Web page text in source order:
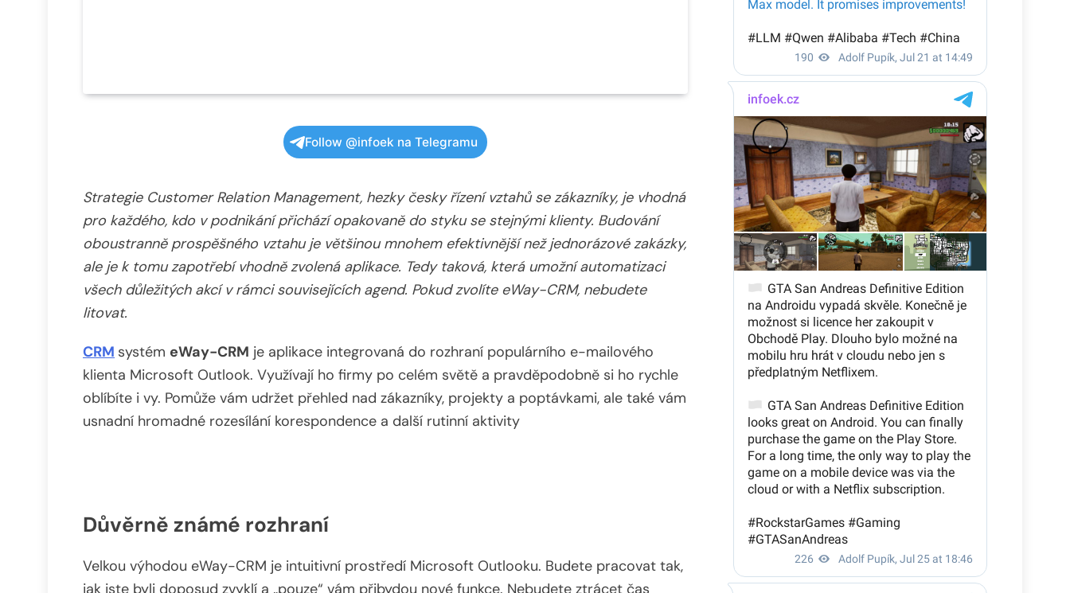
Follow @infoek na Telegramu
Strategie Customer Relation Management, hezky česky řízení vztahů se zákazníky, je vhodná
pro každého, kdo v podnikání přichází opakovaně do styku se stejnými klienty. Budování
oboustranně prospěšného vztahu je většinou mnohem efektivnější než jednorázové zakázky,
ale je k tomu zapotřebí vhodně zvolená aplikace. Tedy taková, která umožní automatizaci
všech důležitých akcí v rámci souvisejících agend. Pokud zvolíte eWay-CRM, nebudete
litovat.
CRM systém eWay-CRM je aplikace integrovaná do rozhraní populárního e-mailového
klienta Microsoft Outlook. Využívají ho firmy po celém světě a pravděpodobně si ho rychle
oblíbíte i vy. Pomůže vám udržet přehled nad zákazníky, projekty a poptávkami, ale také vám
usnadní hromadné rozesílání korespondence a další rutinní aktivity
Důvěrně známé rozhraní
Velkou výhodou eWay-CRM je intuitivní prostředí Microsoft Outlooku. Budete pracovat tak,